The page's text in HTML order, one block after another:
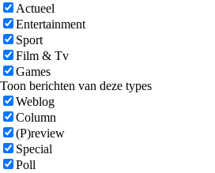
Actueel
Entertainment
Sport
Film & Tv
Games
Toon berichten van deze types
Weblog
Column
(P)review
Special
Poll